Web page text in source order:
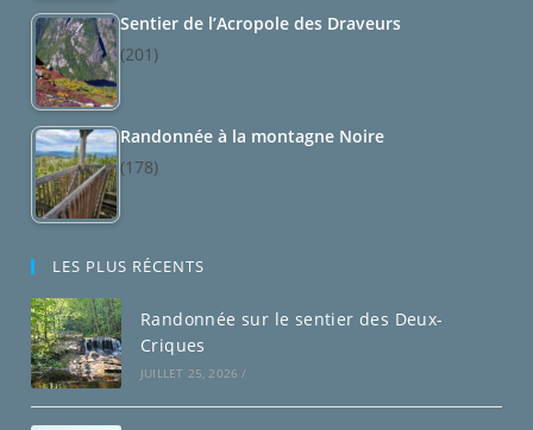
Sentier de l’Acropole des Draveurs
(201)
Randonnée à la montagne Noire
(178)
LES PLUS RÉCENTS
Randonnée sur le sentier des Deux-
Criques
JUILLET 25, 2026 /